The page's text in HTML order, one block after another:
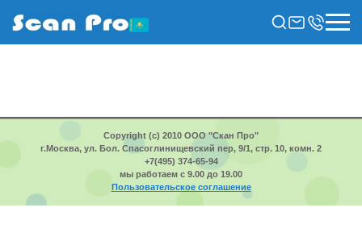
Copyright (c) 2010 ООО "Скан Про"
г.Москва, ул. Бол. Спасоглинищевский пер, 9/1, стр. 10, комн. 2
+7(495) 374-65-94
мы работаем с 9.00 до 19.00
Пользовательское соглашение